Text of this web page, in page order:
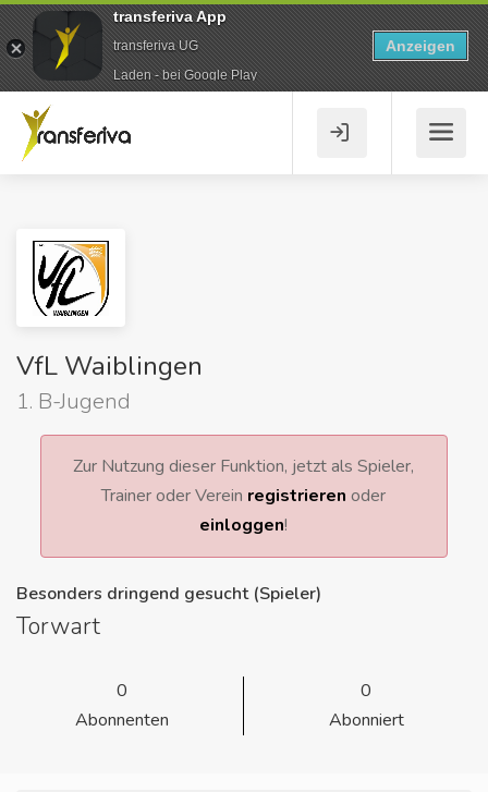
VfL Waiblingen
1. B-Jugend
Zur Nutzung dieser Funktion, jetzt als Spieler,
Trainer oder Verein registrieren oder
einloggen!
Besonders dringend gesucht (Spieler)
Torwart
0
Abonnenten
0
Abonniert
transferiva App
transferiva UG
Laden - bei Google Play
Anzeigen